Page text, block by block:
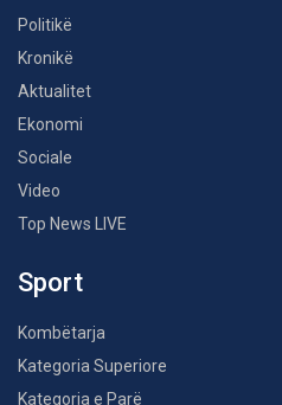
Politikë
Kronikë
Aktualitet
Ekonomi
Sociale
Video
Top News LIVE
Sport
Kombëtarja
Kategoria Superiore
Kategoria e Parë